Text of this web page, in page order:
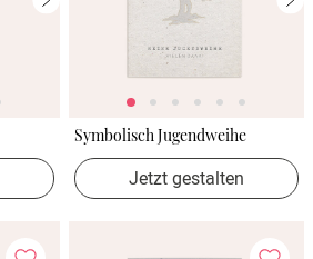
Symbolisch Jugendweihe
Jetzt gestalten